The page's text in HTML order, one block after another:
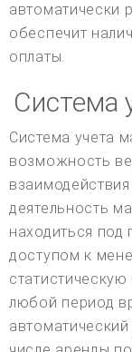
автоматически
обеспечит
оплаты.
Система
Система учета
возможность
деятельность
находиться
доступом к
любой период